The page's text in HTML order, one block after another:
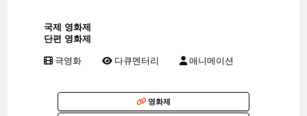
국제 영화제
단편 영화제
극영화 다큐멘터리 애니메이션
영화제